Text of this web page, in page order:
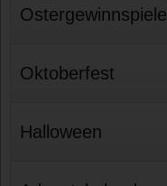
Ostergewinnspiele
Oktoberfest
Halloween